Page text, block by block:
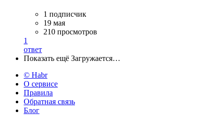
1 подписчик
19 мая
210 просмотров
1
ответ
Показать ещё Загружается…
© Habr
О сервисе
Правила
Обратная связь
Блог